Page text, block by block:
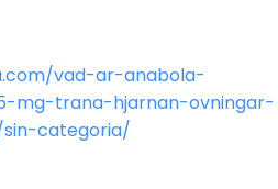
vad-ar-anabola-
mg-trana-hjarnan-ovningar-
categoria/